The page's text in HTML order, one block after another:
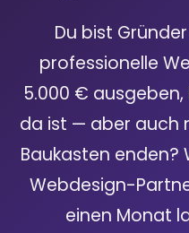
Du bist
professionelle
5.000 €
da ist — aber auch
Baukasten enden?
Webdesign-
einen Monat